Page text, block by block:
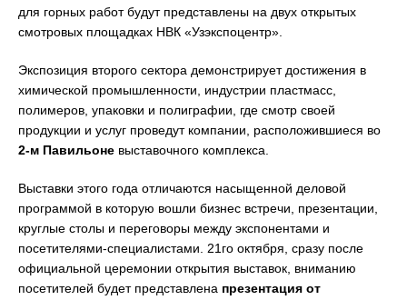
для горных работ будут представлены на двух открытых
смотровых площадках НВК «Узэкспоцентр».
Экспозиция второго сектора демонстрирует достижения в
химической промышленности, индустрии пластмасс,
полимеров, упаковки и полиграфии, где смотр своей
продукции и услуг проведут компании, расположившиеся во
2-м Павильоне выставочного комплекса.
Выставки этого года отличаются насыщенной деловой
программой в которую вошли бизнес встречи, презентации,
круглые столы и переговоры между экспонентами и
посетителями-специалистами. 21го октября, сразу после
официальной церемонии открытия выставок, вниманию
посетителей будет представлена презентация от